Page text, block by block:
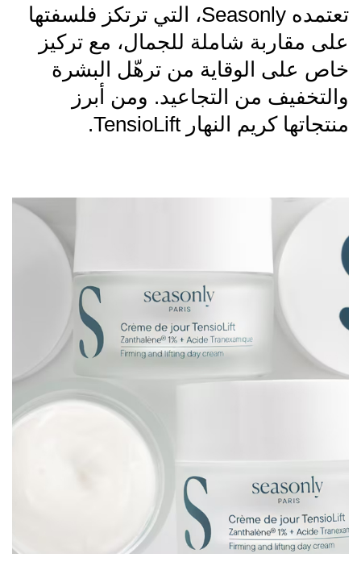
تعتمده Seasonly، التي ترتكز فلسفتها
على مقاربة شاملة للجمال، مع تركيز
خاص على الوقاية من ترهّل البشرة
والتخفيف من التجاعيد. ومن أبرز
منتجاتها كريم النهار TensioLift.